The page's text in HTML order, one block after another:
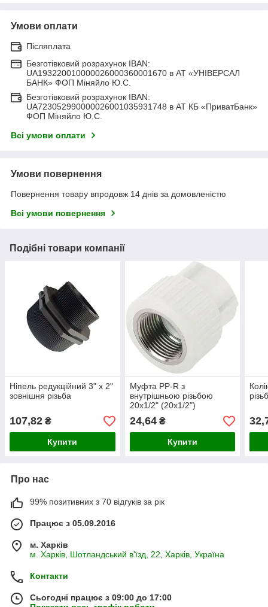
Умови оплати
Післяплата
Безготівковий розрахунок IBAN:
UA193220010000026000360001670 в АТ «УНІВЕРСАЛ
БАНК» ФОП Міняйло Ю.С.
Безготівковий розрахунок IBAN:
UA723052990000026001035931748 в АТ КБ «ПриватБанк»
ФОП Міняйло Ю.С.
Всі умови оплати
Умови повернення
Повернення товару впродовж 14 днів за домовленістю
Всі умови повернення
Подібні товари компанії
Ніпель редукційний 3" х 2"
зовнішня різьба
107,82 ₴
Купити
Муфта PP-R з
внутрішньою різьбою
20х1/2" (20х1/2")
24,64₴
Купити
Про нас
99% позитивних з 70 відгуків за рік
Працює з 05.09.2016
м. Харків
м. Харків, Шотландський в'їзд, 22, Харків, Україна
Контакти
Сьогодні працює з 09:00 до 17:00